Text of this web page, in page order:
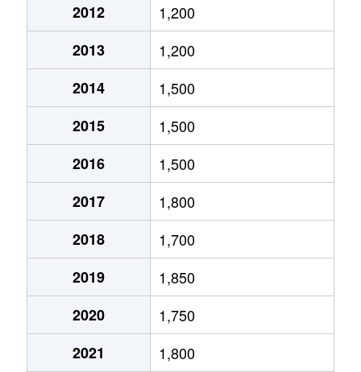
北８条東
2,600万円
北９条東
3,400万円
北１０条東
1,800万円
北１０条東
1,900万円
北１２条東
1,800万円
北１２条東
2,700万円
北１２条東
2,300万円
北１３条東
3,800万円
北１３条東
2,100万円
北１４条東
1,700万円
2012
1,200
2013
1,200
2014
1,500
2015
1,500
2016
1,500
2017
1,800
2018
1,700
2019
1,850
2020
1,750
2021
1,800